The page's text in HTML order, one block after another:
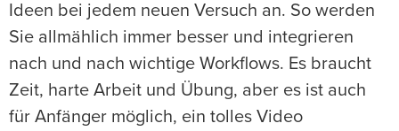
Ideen bei jedem neuen Versuch an. So werden
Sie allmählich immer besser und integrieren
nach und nach wichtige Workflows. Es braucht
Zeit, harte Arbeit und Übung, aber es ist auch
für Anfänger möglich, ein tolles Video